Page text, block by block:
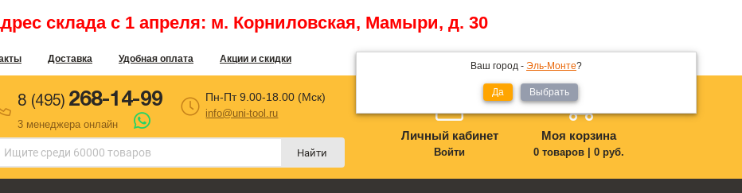
склада с 1 апреля: м. Корниловская, Мамыри, д. 30
Доставка Удобная оплата Акции и скидки
Ваш город - Эль-Монте?
Да Выбрать
8 (495) 268-14-99
3 менеджера онлайн
Пн-Пт 9.00-18.00 (Мск)
info@uni-tool.ru
Найти
Личный кабинет
Войти
Моя корзина
0 товаров| 0 руб.